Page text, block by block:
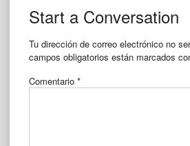
Start a Conversation
Tu dirección de correo electrónico no
campos obligatorios están marcados
Comentario *